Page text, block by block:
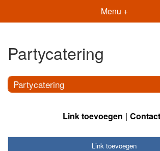
Menu +
Partycatering
Partycatering
Link toevoegen Contact
Link toevoegen